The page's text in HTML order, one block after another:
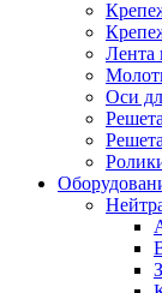
Лента
Оси